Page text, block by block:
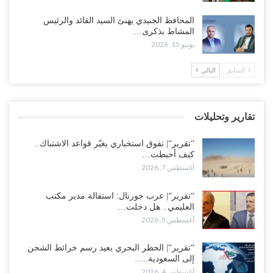
“تقرير“| عرب جورنال: استقالة مدير مكتب العليمي.. هل دخلت سلطة
الرئاسي مرحلة التفكك المؤسسي..!
أغسطس 5, 2026
حضرموت على حافة الانفجار.. اشتباكات قبلية مع فصائل سعودية
وسط معركة سعودية لإسقاط آخر معاقل الزبيدي.. القبائل تستنفر و”درع
الوطن” تبدأ الانتشار..!
أغسطس 5, 2026
خلافات الرواتب تشعل مواجهة داخل معسكر التحالف… والإصلاح يصعّد
في جبهات مأرب وتعز والضالع..!
أغسطس 5, 2026
تعميد الشهادات يشعل غضباً واسعاً..!
أغسطس 5, 2026
المحافظ الجنيدي يهنئ السيد القائد والرئيس
المشاط بذكرى…
يونيو 15, 2026
السابق التالي
تقارير وتحليلات
“تقرير“| تفوق استخباري يغيّر قواعد الاشتباك..
كيف أحبطت…
أغسطس 7, 2026
“تقرير“| عرب جورنال: استقالة مدير مكتب
العليمي.. هل دخلت…
أغسطس 5, 2026
“تقرير“| الحظر البحري يعيد رسم خرائط الشحن
إلى السعودية..…